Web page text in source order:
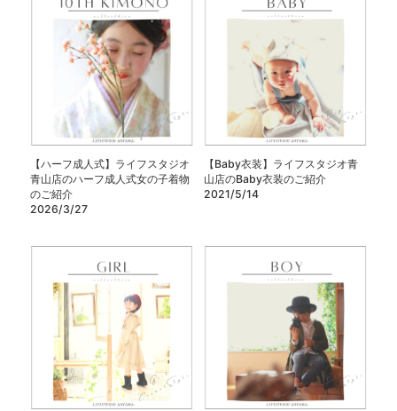
【ハーフ成人式】ライフスタジオ
青山店のハーフ成人式女の子着物
のご紹介
2026/3/27
【Baby衣装】ライフスタジオ青
山店のBaby衣装のご紹介
2021/5/14